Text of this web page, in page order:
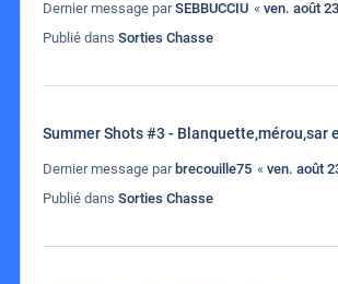
Dernier message parSEBBUCCIU « ven. août
Publié dans Sorties Chasse
Summer Shots #3 - Blanquette,mérou,sar
Dernier message par brecouille75 « ven. août
Publié dans Sorties Chasse